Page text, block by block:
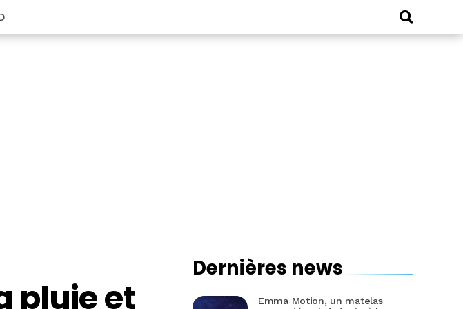
pluie et
Dernières news
Emma Motion, un matelas